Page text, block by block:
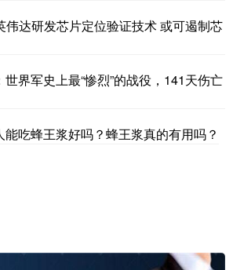
伟达研发芯片定位验证技术 或可遏制芯
界军史上最“惨烈”的战役，141天伤亡
吃蜂王浆好吗？蜂王浆真的有用吗？